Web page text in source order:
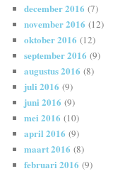
december 2016 (7)
november 2016 (12)
oktober 2016 (12)
september 2016 (9)
augustus 2016 (8)
juli 2016 (9)
juni 2016 (9)
mei 2016 (10)
april 2016 (9)
maart 2016 (8)
februari 2016 (9)